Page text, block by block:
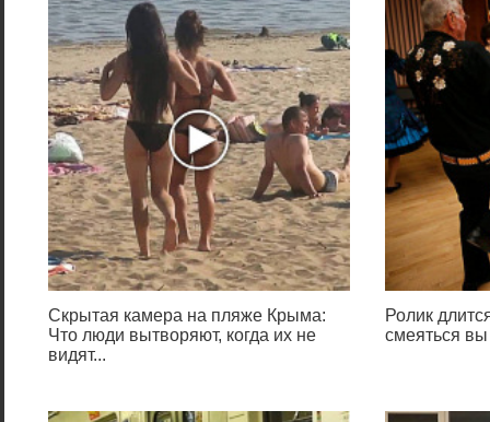
Скрытая камера на пляже Крыма:
Что люди вытворяют, когда их не
видят...
Ролик
смеяться вы